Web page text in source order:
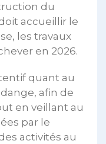
du
accueillir le
les travaux
en 2026.
quant au
afin de
en veillant au
par le
activités au